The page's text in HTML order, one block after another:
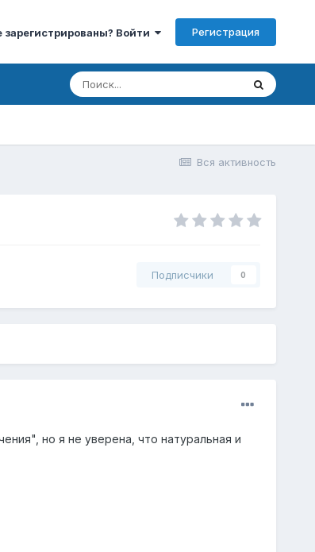
зарегистрированы? Войти Регистрация
Вся активность
Подписчики 0
но я не уверена, что натуральная и